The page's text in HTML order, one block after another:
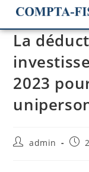
La
2023
admin